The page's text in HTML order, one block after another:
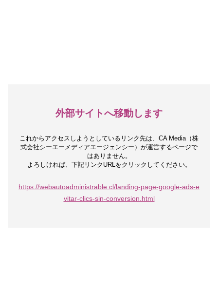
外部サイトへ移動します
これからアクセスしようとしているリンク先は、 CA Media（株
式会社シーエーメディアエージェンシー）が運営するページで
はありません。
よろしければ、下記リンクURLをクリックしてください。
https://webautoadministrable.cl/landing-page-google-ads-e
vitar-clics-sin-conversion.html